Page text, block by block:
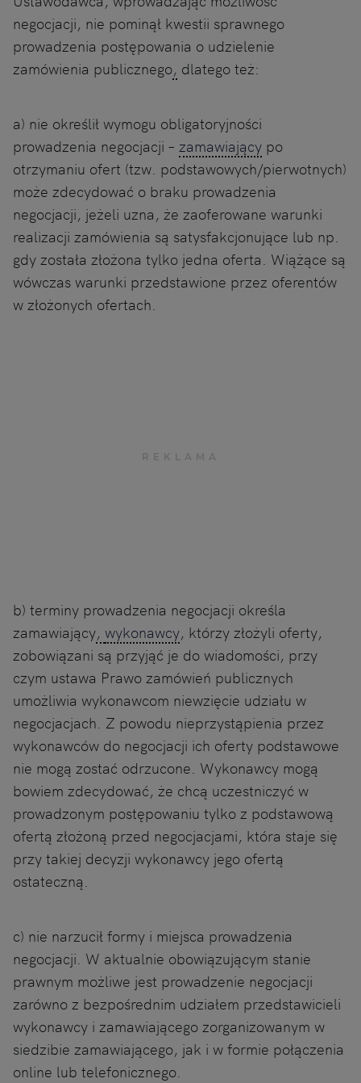
negocjacji, nie pominął kwestii sprawnego
prowadzenia postępowania o udzielenie
zamówienia publicznego, dlatego też:
a) nie określił wymogu obligatoryjności
prowadzenia negocjacji – zamawiający po
otrzymaniu ofert (tzw. podstawowych/pierwotnych)
może zdecydować o braku prowadzenia
negocjacji, jeżeli uzna, że zaoferowane warunki
realizacji zamówienia są satysfakcjonujące lub np.
gdy została złożona tylko jedna oferta. Wiążące są
wówczas warunki przedstawione przez oferentów
w złożonych ofertach.
b) terminy prowadzenia negocjacji określa
zamawiający, wykonawcy, którzy złożyli oferty,
zobowiązani są przyjąć je do wiadomości, przy
czym ustawa Prawo zamówień publicznych
umożliwia wykonawcom niewzięcie udziału w
negocjacjach. Z powodu nieprzystąpienia przez
wykonawców do negocjacji ich oferty podstawowe
nie mogą zostać odrzucone. Wykonawcy mogą
bowiem zdecydować, że chcą uczestniczyć w
prowadzonym postępowaniu tylko z podstawową
ofertą złożoną przed negocjacjami, która staje się
przy takiej decyzji wykonawcy jego ofertą
ostateczną.
c) nie narzucił formy i miejsca prowadzenia
negocjacji. W aktualnie obowiązującym stanie
prawnym możliwe jest prowadzenie negocjacji
zarówno z bezpośrednim udziałem przedstawicieli
wykonawcy i zamawiającego zorganizowanym w
siedzibie zamawiającego, jak i w formie połączenia
online lub telefonicznego.